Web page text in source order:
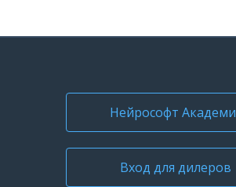
Нейрософт
Вход для дилеров